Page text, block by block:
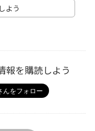
よう
報を購読しよう